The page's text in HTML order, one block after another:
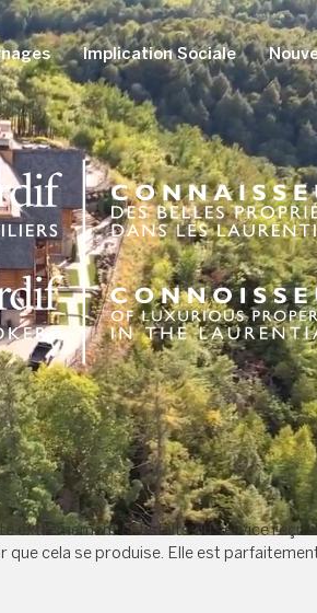
Implication Sociale
satisfaits du service reçu
cela se produise. Elle est